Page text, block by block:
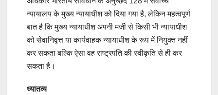
न्यायालय के मुख्य न्यायाधीश को दिया गया है, लेकिन महत्वपूर्ण
बात है कि मुख्य न्यायाधीश अपनी मर्जी से किसी भी न्यायाधीश
को सेवानिवृत्त या कार्यवाहक न्यायाधीश के रूप में नियुक्त नहीं
कर सकता बल्कि ऐसा वह राष्ट्रपति की स्वीकृति से ही कर
सकता है।
ध्यातव्य